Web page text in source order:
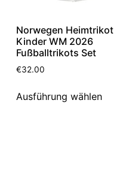
Norwegen Heimtrikot
Kinder WM 2026
Fußballtrikots Set
€32.00
Ausführung wählen